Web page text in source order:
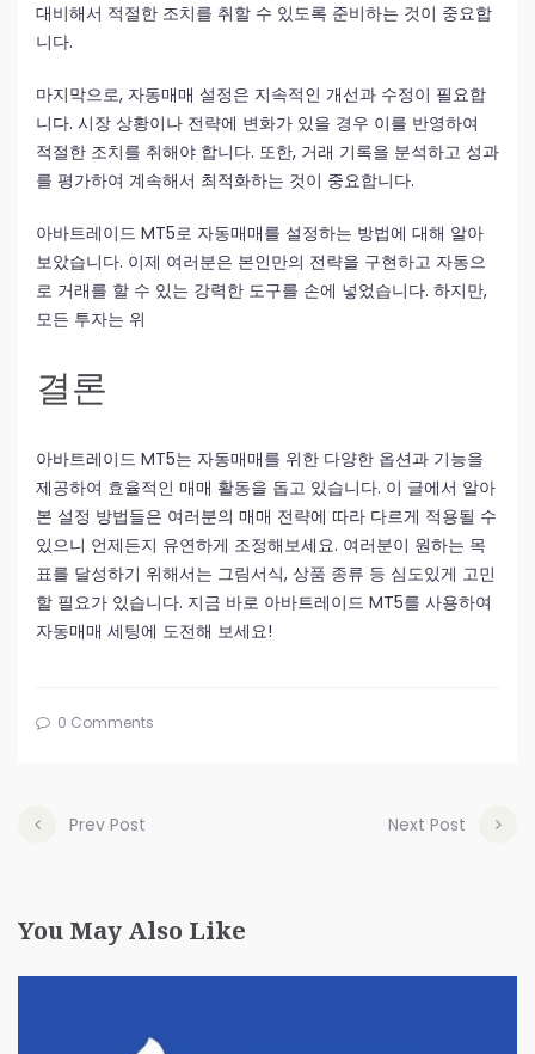
대비해서 적절한 조치를 취할 수 있도록 준비하는 것이 중요합
니다.
마지막으로, 자동매매 설정은 지속적인 개선과 수정이 필요합
니다. 시장 상황이나 전략에 변화가 있을 경우 이를 반영하여
적절한 조치를 취해야 합니다. 또한, 거래 기록을 분석하고 성과
를 평가하여 계속해서 최적화하는 것이 중요합니다.
아바트레이드 MT5로 자동매매를 설정하는 방법에 대해 알아
보았습니다. 이제 여러분은 본인만의 전략을 구현하고 자동으
로 거래를 할 수 있는 강력한 도구를 손에 넣었습니다. 하지만,
모든 투자는 위
결론
아바트레이드 MT5는 자동매매를 위한 다양한 옵션과 기능을
제공하여 효율적인 매매 활동을 돕고 있습니다. 이 글에서 알아
본 설정 방법들은 여러분의 매매 전략에 따라 다르게 적용될 수
있으니 언제든지 유연하게 조정해보세요. 여러분이 원하는 목
표를 달성하기 위해서는 그림서식, 상품 종류 등 심도있게 고민
할 필요가 있습니다. 지금 바로 아바트레이드 MT5를 사용하여
자동매매 세팅에 도전해 보세요!
0 Comments
Prev Post Next Post
You May Also Like